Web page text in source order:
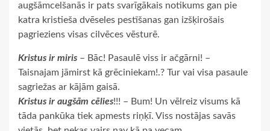
augšāmcelšanās ir pats svarīgākais notikums gan pie
katra kristieša dvēseles pestīšanas gan izšķirošais
pagrieziens visas cilvēces vēsturē.
Kristus ir miris – Bāc! Pasaulē viss ir ačgārni! –
Taisnajam jāmirst kā grēciniekam!.? Tur vai visa pasaule
sagriežas ar kājām gaisā.
Kristus ir augšām cēlies!!! – Bum! Un vēlreiz visums kā
tāda pankūka tiek apmests riņķī. Viss nostājas savās